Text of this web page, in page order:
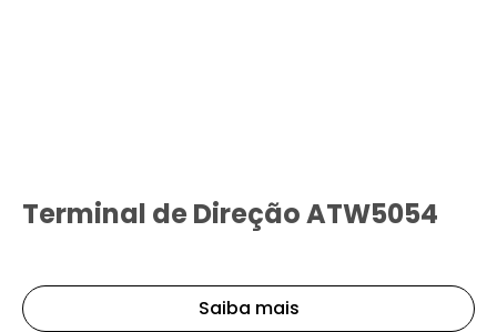
Terminal de Direção ATW5054
Saiba mais